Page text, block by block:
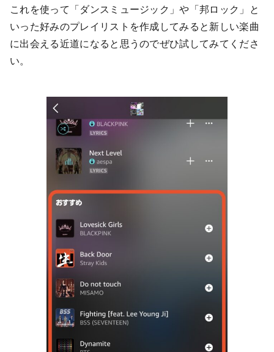
これを使って「ダンスミュージック」や「邦ロック」と
いった好みのプレイリストを作成してみると新しい楽曲
に出会える近道になると思うのでぜひ試してみてくださ
い。